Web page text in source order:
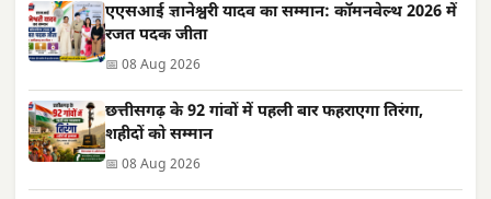
एएसआई ज्ञानेश्वरी यादव का सम्मान: कॉमनवेल्थ 2026 में
रजत पदक जीता
📅 08 Aug 2026
छत्तीसगढ़ के 92 गांवों में पहली बार फहराएगा तिरंगा,
शहीदों को सम्मान
📅 08 Aug 2026